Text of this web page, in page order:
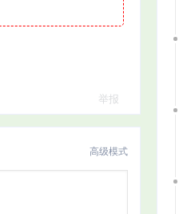
举报
高级模式